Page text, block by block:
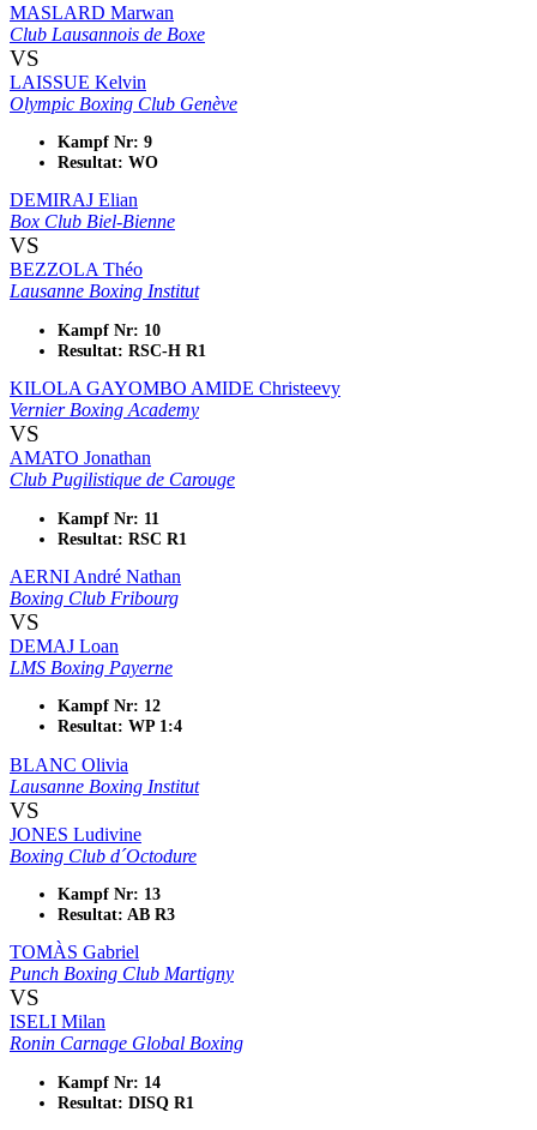
MASLARD Marwan
Club Lausannois de Boxe
VS
LAISSUE Kelvin
Olympic Boxing Club Genève
Kampf Nr: 9
Resultat: WO
DEMIRAJ Elian
Box Club Biel-Bienne
VS
BEZZOLA Théo
Lausanne Boxing Institut
Kampf Nr: 10
Resultat: RSC-H R1
KILOLA GAYOMBO AMIDE Christeevy
Vernier Boxing Academy
VS
AMATO Jonathan
Club Pugilistique de Carouge
Kampf Nr: 11
Resultat: RSC R1
AERNI André Nathan
Boxing Club Fribourg
VS
DEMAJ Loan
LMS Boxing Payerne
Kampf Nr: 12
Resultat: WP 1:4
BLANC Olivia
Lausanne Boxing Institut
VS
JONES Ludivine
Boxing Club d´Octodure
Kampf Nr: 13
Resultat: AB R3
TOMÀS Gabriel
Punch Boxing Club Martigny
VS
ISELI Milan
Ronin Carnage Global Boxing
Kampf Nr: 14
Resultat: DISQ R1